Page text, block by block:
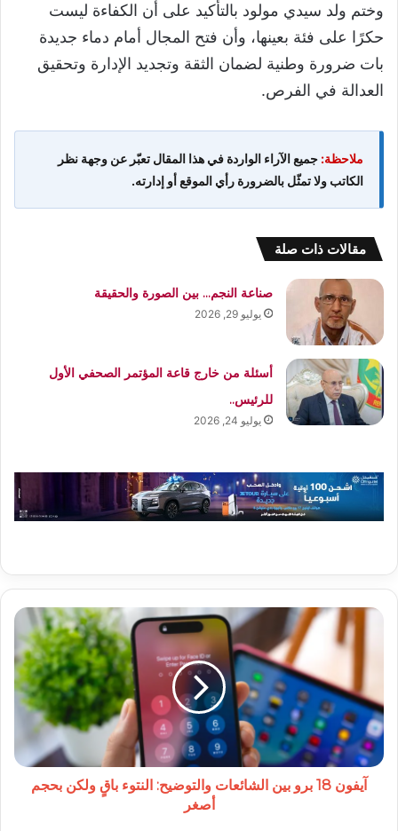
وختم ولد سيدي مولود بالتأكيد على أن الكفاءة ليست
حكرًا على فئة بعينها، وأن فتح المجال أمام دماء جديدة
بات ضرورة وطنية لضمان الثقة وتجديد الإدارة وتحقيق
العدالة في الفرص.
ملاحظة: جميع الآراء الواردة في هذا المقال تعبّر عن وجهة نظر
الكاتب ولا تمثّل بالضرورة رأي الموقع أو إدارته.
مقالات ذات صلة
صناعة النجم… بين الصورة والحقيقة
يوليو 29, 2026
أسئلة من خارج قاعة المؤتمر الصحفي الأول
للرئيس..
يوليو 24, 2026
آيفون
الشائعات
والتوضيح:
النتوء
باقٍ
ولكن
بحجم
آيفون 18 برو بين الشائعات والتوضيح: النتوء باقٍ ولكن بحجم
أصغر